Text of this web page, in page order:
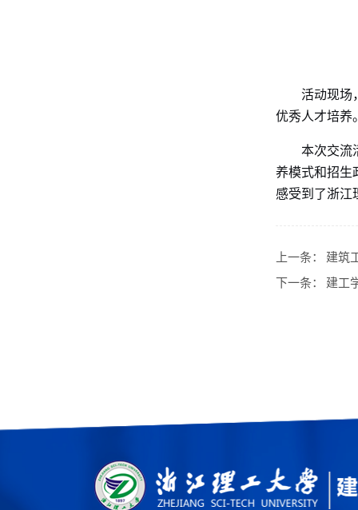
活动现场
优秀人才培养。
本次交流
养模式和招生
感受到了浙江
上一条： 建筑
下一条： 建工